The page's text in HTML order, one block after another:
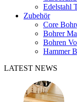
Edelstahl
Zubehör
Core
Bohrer
Bohren
Hammer
LATEST NEWS